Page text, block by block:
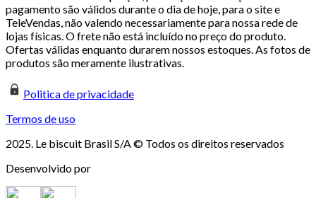
pagamento são válidos durante o dia de hoje, para o site e
TeleVendas, não valendo necessariamente para nossa rede de
lojas físicas. O frete não está incluído no preço do produto.
Ofertas válidas enquanto durarem nossos estoques. As fotos de
produtos são meramente ilustrativas.
Politica de privacidade
Termos de uso
2025. Le biscuit Brasil S/A © Todos os direitos reservados
Desenvolvido por